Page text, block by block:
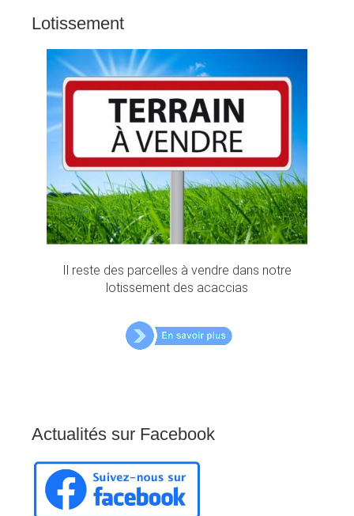
Lotissement
Il reste des parcelles à vendre dans notre
lotissement des acaccias
Actualités sur Facebook